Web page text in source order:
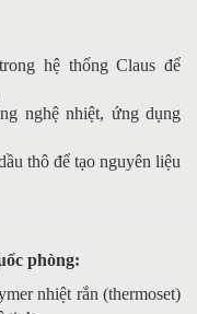
hệ thống Claus để
nghệ nhiệt, ứng dụng
thô để tạo nguyên liệu
phòng:
nhiệt rắn (thermoset)